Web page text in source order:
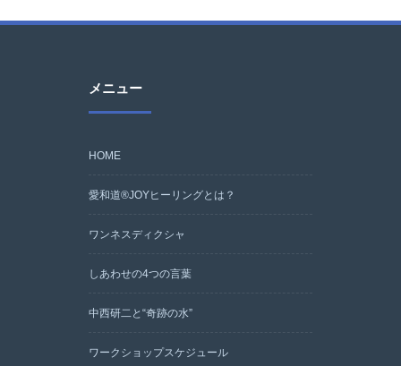
メニュー
HOME
愛和道®JOYヒーリングとは？
ワンネスディクシャ
しあわせの4つの言葉
中西研二と“奇跡の水”
ワークショップスケジュール